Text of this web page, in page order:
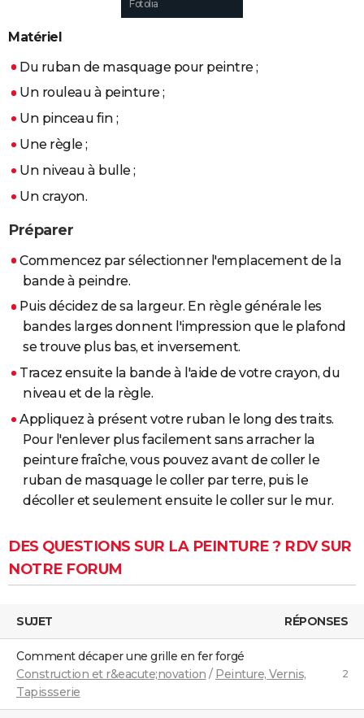
BONS PLANS
CARTE DE VOEUX
Carte de Noël
Carte Bonne année
Carte Saint-Valentin
Carte Pâques
Carte d'anniversaire
DICTIONNAIRE
FORUM
Bricolage
Lifestyle
Culture
Sport
Auto
Television
Voyage
Cinema
Fotolia
Matériel
Du ruban de masquage pour peintre ;
Un rouleau à peinture ;
Un pinceau fin ;
Une règle ;
Un niveau à bulle ;
Un crayon.
Préparer
Commencez par sélectionner l'emplacement de la
bande à peindre.
Puis décidez de sa largeur. En règle générale les
bandes larges donnent l'impression que le plafond
se trouve plus bas, et inversement.
Tracez ensuite la bande à l'aide de votre crayon, du
niveau et de la règle.
Appliquez à présent votre ruban le long des traits.
Pour l'enlever plus facilement sans arracher la
peinture fraîche, vous pouvez avant de coller le
ruban de masquage le coller par terre, puis le
décoller et seulement ensuite le coller sur le mur.
DES QUESTIONS SUR LA PEINTURE ? RDV SUR
NOTRE FORUM
SUJET RÉPONSES
comment décaper une grille en fer forgé
Construction et r&eacute;novation / Peinture, Vernis,
Tapissserie
2